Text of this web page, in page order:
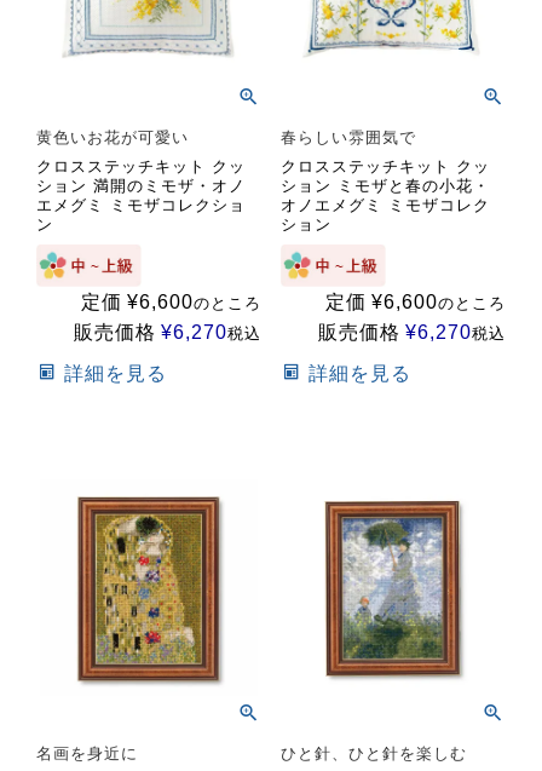
黄色いお花が可愛い
クロスステッチキット クッ
ション 満開のミモザ・オノ
エメグミ ミモザコレクショ
ン
定価 ¥6,600のところ
販売価格 ¥6,270税込
詳細を見る
春らしい雰囲気で
クロスステッチキット クッ
ション ミモザと春の小花・
オノエメグミ ミモザコレク
ション
定価 ¥6,600のところ
販売価格 ¥6,270税込
詳細を見る
名画を身近に
ひと針、ひと針を楽しむ